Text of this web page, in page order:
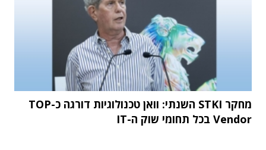
מחקר STKI השנתי: וואן טכנולוגיות דורגה כ-TOP
Vendor בכל תחומי שוק ה-IT